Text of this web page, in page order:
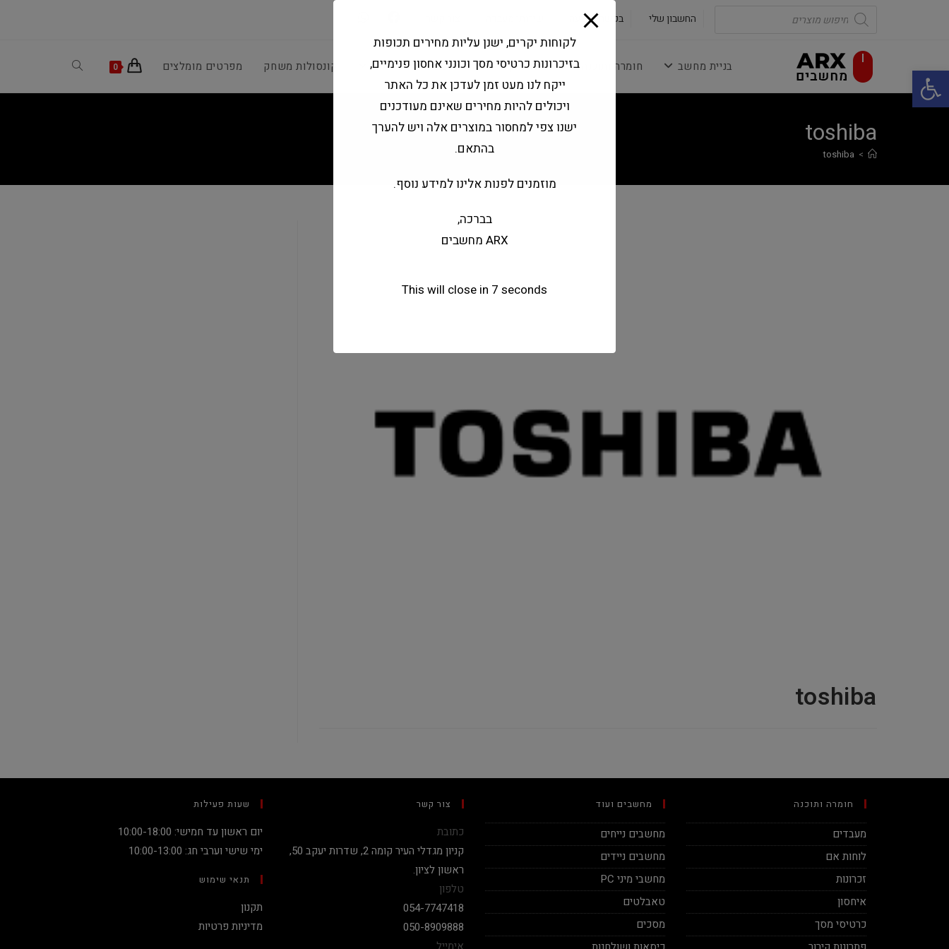
פתח סרגל נגישות
Products
search החשבון שלי בקשה להצעה
בניית מחשב חומרה ותוכנה ציוד היקפי מחשבים וטאבלטים קונסולות משחק מפרטים מומלצים 0
Toggle
toshiba
>
toshiba
toshiba
חומרה ותוכנה
מעבדים
לוחות אם
זכרונות
איחסון
כרטיסי מסך
מחשבים ועוד
מחשבים נייחים
מחשבים ניידים
מחשבי מיני PC
טאבלטים
מסכים
צור קשר
כתובת
קניון מגדלי העיר קומה 2, שדרות יעקב 50,
ראשון לציון.
טלפון
054-7747418
050-8909888
שעות פעילות
יום ראשון עד חמישי: 10:00-18:00
ימי שישי וערבי חג: 10:00-13:00
תנאי שימוש
תקנון
מדיניות פרטיות
לקוחות יקרים, ישנן עליות מחירים תכופות
בזיכרונות כרטיסי מסך וכונני אחסון פנימיים,
ייקח לנו מעט זמן לעדכן את כל האתר
ויכולים להיות מחירים שאינם מעודכנים
ישנו צפי למחסור במוצרים אלה ויש להערך
בהתאם.
מוזמנים לפנות אלינו למידע נוסף.
בברכה,
ARX מחשבים
This will close in 7 seconds